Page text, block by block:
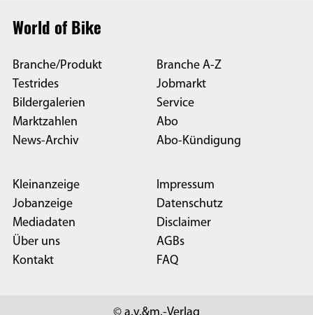
World of Bike
Branche/Produkt
Testrides
Bildergalerien
Marktzahlen
News-Archiv
Branche A-Z
Jobmarkt
Service
Abo
Abo-Kündigung
Kleinanzeige
Jobanzeige
Mediadaten
Über uns
Kontakt
Impressum
Datenschutz
Disclaimer
AGBs
FAQ